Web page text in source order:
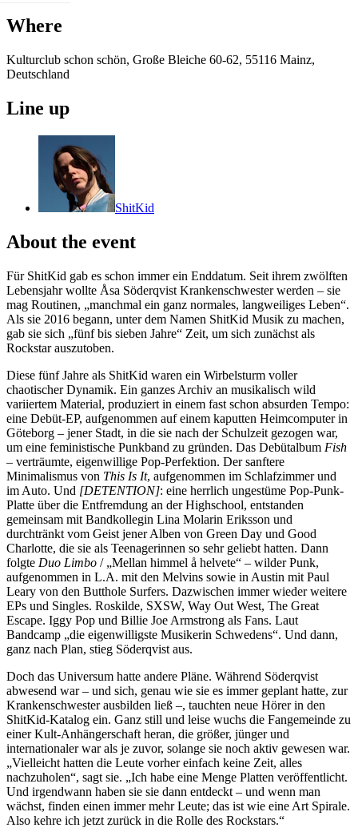
Where
Kulturclub schon schön, Große Bleiche 60-62, 55116 Mainz,
Deutschland
Line up
ShitKid
About the event
Für ShitKid gab es schon immer ein Enddatum. Seit ihrem zwölften
Lebensjahr wollte Åsa Söderqvist Krankenschwester werden – sie
mag Routinen, „manchmal ein ganz normales, langweiliges Leben“.
Als sie 2016 begann, unter dem Namen ShitKid Musik zu machen,
gab sie sich „fünf bis sieben Jahre“ Zeit, um sich zunächst als
Rockstar auszutoben.
Diese fünf Jahre als ShitKid waren ein Wirbelsturm voller
chaotischer Dynamik. Ein ganzes Archiv an musikalisch wild
variiertem Material, produziert in einem fast schon absurden Tempo:
eine Debüt-EP, aufgenommen auf einem kaputten Heimcomputer in
Göteborg – jener Stadt, in die sie nach der Schulzeit gezogen war,
um eine feministische Punkband zu gründen. Das Debütalbum Fish
– verträumte, eigenwillige Pop-Perfektion. Der sanftere
Minimalismus von This Is It, aufgenommen im Schlafzimmer und
im Auto. Und [DETENTION]: eine herrlich ungestüme Pop-Punk-
Platte über die Entfremdung an der Highschool, entstanden
gemeinsam mit Bandkollegin Lina Molarin Eriksson und
durchtränkt vom Geist jener Alben von Green Day und Good
Charlotte, die sie als Teenagerinnen so sehr geliebt hatten. Dann
folgte Duo Limbo / „Mellan himmel å helvete“ – wilder Punk,
aufgenommen in L.A. mit den Melvins sowie in Austin mit Paul
Leary von den Butthole Surfers. Dazwischen immer wieder weitere
EPs und Singles. Roskilde, SXSW, Way Out West, The Great
Escape. Iggy Pop und Billie Joe Armstrong als Fans. Laut
Bandcamp „die eigenwilligste Musikerin Schwedens“. Und dann,
ganz nach Plan, stieg Söderqvist aus.
Doch das Universum hatte andere Pläne. Während Söderqvist
abwesend war – und sich, genau wie sie es immer geplant hatte, zur
Krankenschwester ausbilden ließ –, tauchten neue Hörer in den
ShitKid-Katalog ein. Ganz still und leise wuchs die Fangemeinde zu
einer Kult-Anhängerschaft heran, die größer, jünger und
internationaler war als je zuvor, solange sie noch aktiv gewesen war.
„Vielleicht hatten die Leute vorher einfach keine Zeit, alles
nachzuholen“, sagt sie. „Ich habe eine Menge Platten veröffentlicht.
Und irgendwann haben sie sie dann entdeckt – und wenn man
wächst, finden einen immer mehr Leute; das ist wie eine Art Spirale.
Also kehre ich jetzt zurück in die Rolle des Rockstars.“